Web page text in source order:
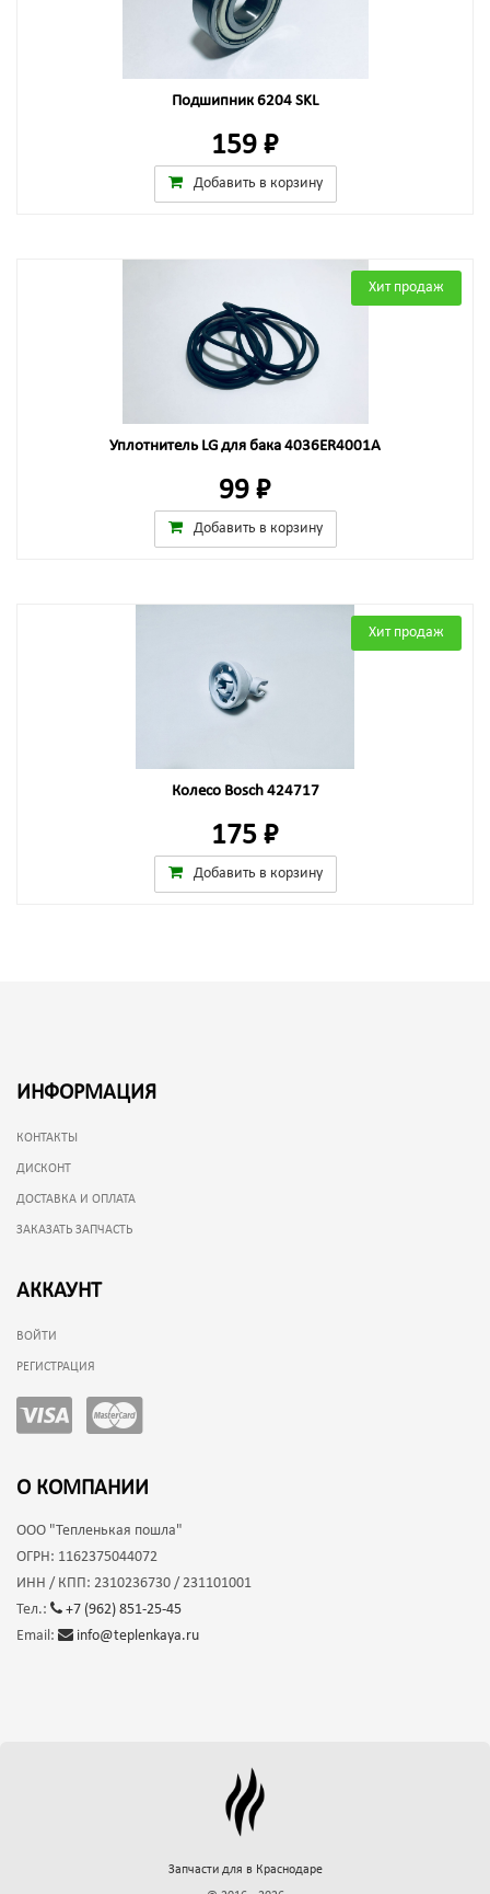
Подшипник 6204 SKL
159 ₽
Добавить в корзину
Хит продаж
Уплотнитель LG для бака 4036ER4001A
99 ₽
Добавить в корзину
Хит продаж
Колесо Bosch 424717
175 ₽
Добавить в корзину
ИНФОРМАЦИЯ
КОНТАКТЫ
ДИСКОНТ
ДОСТАВКА И ОПЛАТА
ЗАКАЗАТЬ ЗАПЧАСТЬ
АККАУНТ
ВОЙТИ
РЕГИСТРАЦИЯ
О КОМПАНИИ
ООО "Тепленькая пошла"
ОГРН: 1162375044072
ИНН / КПП: 2310236730 / 231101001
Тел.:
+7 (962) 851-25-45
Email:
info@teplenkaya.ru
Запчасти для в Краснодаре